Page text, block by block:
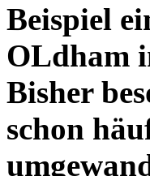
Beispiel
OLdham
Bisher
schon
umgewan